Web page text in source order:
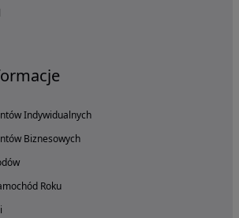
Indywidualnych
Biznesowych
Roku